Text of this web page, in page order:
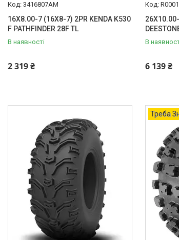
3416807AM
16X8.00-7 (16X8-7) 2PR KENDA K530
F PATHFINDER 28F TL
В наявності
2 319 ₴
В
6 139 ₴
Треба